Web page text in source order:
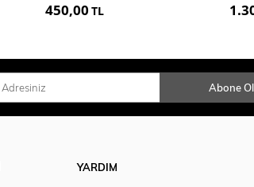
450,00 TL
Abone Ol
YARDIM